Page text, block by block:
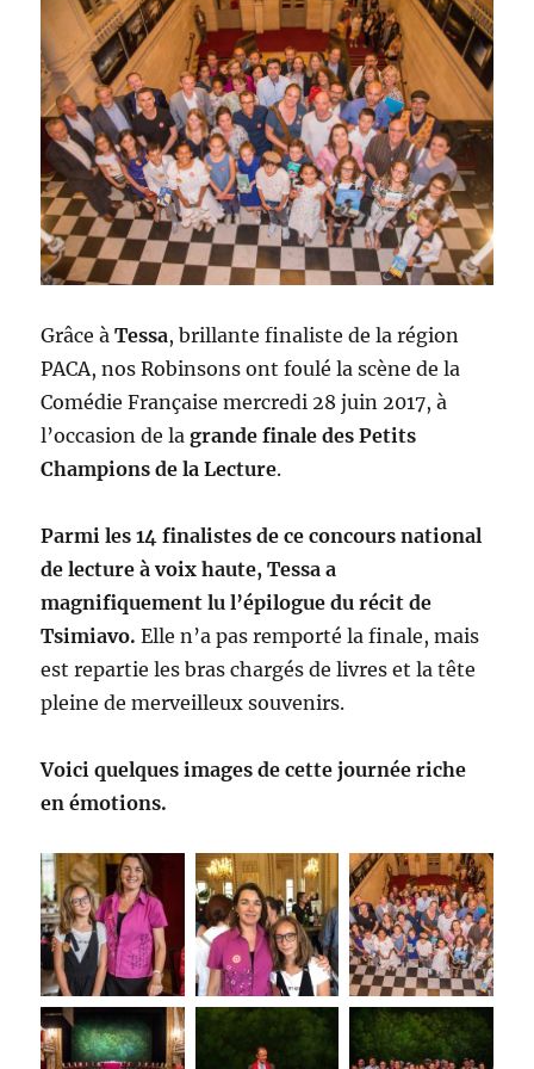
Grâce àTessa, brillante finaliste de la région
PACA, nos Robinsons ont foulé la scène de la
Comédie Française mercredi 28 juin 2017, à
l’occasion de lagrande finale des Petits
Champions de la Lecture.
Parmi les 14 finalistes de ce concours national
de lecture à voix haute, Tessa a
magnifiquement lu l’épilogue du récit de
Tsimiavo. Elle n’a pas remporté la finale, mais
est repartie les bras chargés de livres et la tête
pleine de merveilleux souvenirs.
Voici quelques images de cette journée riche
en émotions.